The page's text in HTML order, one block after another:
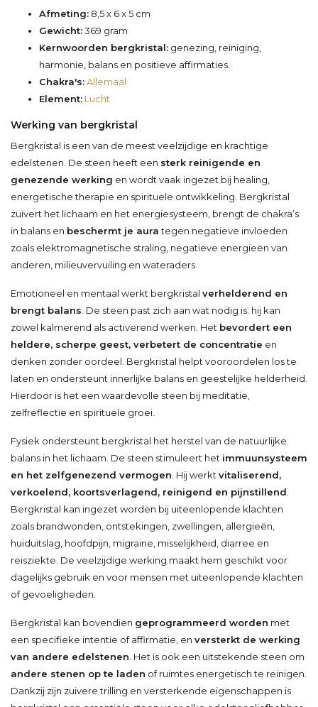
Afmeting: 8,5 x 6 x 5 cm
Gewicht:369 gram
Kernwoorden bergkristal: genezing, reiniging,
harmonie, balans en positieve affirmaties.
Chakra's:Allemaal
Element: Lucht
Werking van bergkristal
Bergkristal is een van de meest veelzijdige en krachtige
edelstenen. De steen heeft een sterk reinigende en
genezende werking en wordt vaak ingezet bij healing,
energetische therapie en spirituele ontwikkeling. Bergkristal
zuivert het lichaam en het energiesysteem, brengt de chakra’s
in balans en beschermt je aurategen negatieve invloeden
zoals elektromagnetische straling, negatieve energieën van
anderen, milieuvervuiling en wateraders.
Emotioneel en mentaal werkt bergkristal verhelderend en
brengt balans . De steen past zich aan wat nodig is: hij kan
zowel kalmerend als activerend werken. Het bevordert een
heldere, scherpe geest, verbetert de concentratie en
denken zonder oordeel. Bergkristal helpt vooroordelen los te
laten en ondersteunt innerlijke balans en geestelijke helderheid.
Hierdoor is het een waardevolle steen bij meditatie,
zelfreflectie en spirituele groei.
Fysiek ondersteunt bergkristal het herstel van de natuurlijke
balans in het lichaam. De steen stimuleert het immuunsysteem
en het zelfgenezend vermogen . Hij werkt vitaliserend,
verkoelend, koortsverlagend, reinigend en pijnstillend
Bergkristal kan ingezet worden bij uiteenlopende klachten
zoals brandwonden, ontstekingen, zwellingen, allergieën,
huiduitslag, hoofdpijn, migraine, misselijkheid, diarree en
reisziekte. De veelzijdige werking maakt hem geschikt voor
dagelijks gebruik en voor mensen met uiteenlopende klachten
of gevoeligheden.
Bergkristal kan bovendien geprogrammeerd worden met
een specifieke intentie of affirmatie, en versterkt de werking
van andere edelstenen . Het is ook een uitstekende steen om
andere stenen op te laden of ruimtes energetisch te reinigen.
Dankzij zijn zuivere trilling en versterkende eigenschappen is